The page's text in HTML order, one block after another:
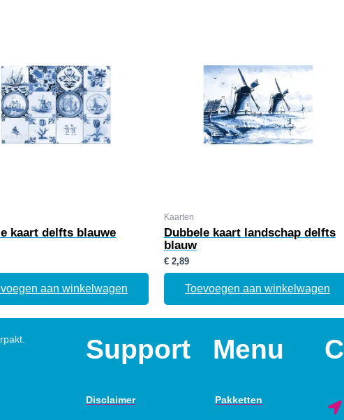
kaart delfts blauwe
aan winkelwagen
Kaarten
Dubbele kaart landschap delfts
blauw
€ 2,89
Toevoegen aan winkelwagen
Support
Disclaimer
Menu
Pakketten